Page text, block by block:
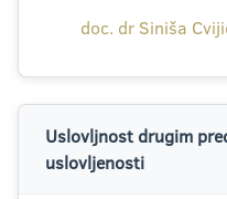
doc. dr Siniša
Uslovljnost drugim
uslovljenosti